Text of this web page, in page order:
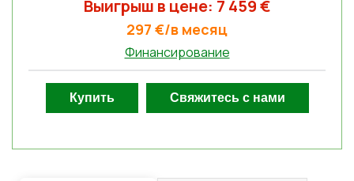
Выигрыш в цене: 7 459 €
297 €/в месяц
Финансирование